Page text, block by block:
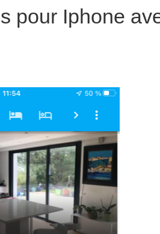
pour Iphone